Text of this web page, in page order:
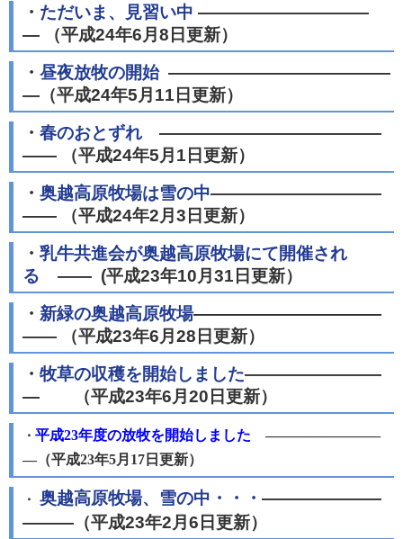
・ ただいま、見習い中 ――――――――――
― （平成24年6月8日更新）
・ 昼夜放牧の開始―――――――――――――
―（平成24年5月11日更新）
・ 春のおとずれ ―――――――――――――
―― （平成24年5月1日更新）
・ 奥越高原牧場は雪の中――――――――――
―― （平成24年2月3日更新）
・ 乳牛共進会が奥越高原牧場にて開催され
る ―― (平成23年10月31日更新）
・ 新緑の奥越高原牧場―――――――――――
―― （平成23年6月28日更新）
・ 牧草の収穫を開始しました――――――――
― （平成23年6月20日更新）
・ 平成23年度の放牧を開始しました ――――――――
―（平成23年5月17日更新）
・ 奥越高原牧場、雪の中・・・ ―――――――
―――（平成23年2月6日更新）